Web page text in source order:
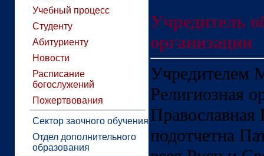
Учебный процесс
Студенту
Абитуриенту
Новости
Расписание
богослужений
Пожертвования
Сектор заочного обучения
Отдел дополнительного
образования
Учредитель
организации
Учредителем
Религиозная
подотчетна